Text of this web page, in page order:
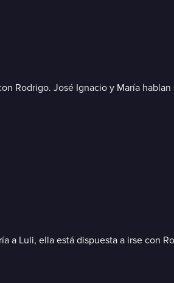
Rodrigo. José Ignacio y María
a Luli, ella está dispuesta a irse con